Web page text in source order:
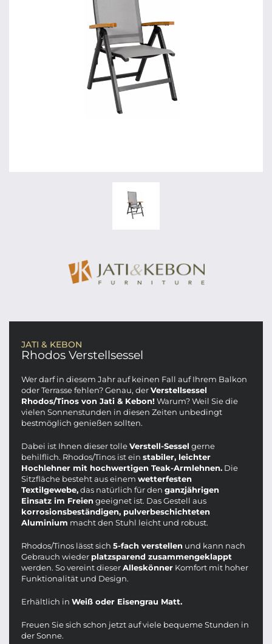
JATI & KEBON
Rhodos Verstellsessel
Wer darf in diesem Jahr auf keinen Fall auf Ihrem Balkon
oder Terrasse fehlen? Genau, derVerstellsessel
Rhodos/Tinos von Jati & Kebon! Warum? Weil Sie die
vielen Sonnenstunden in diesen Zeiten unbedingt
bestmöglich genießen sollten.
Dabei ist Ihnen dieser tolleVerstell-Sessel gerne
behilflich. Rhodos/Tinos ist ein stabiler, leichter
Hochlehner mit hochwertigen Teak-Armlehnen. Die
Sitzfläche besteht aus einem wetterfesten
Textilgewebe,das natürlich für den ganzjährigen
Einsatz im Freien geeignet ist. Das Gestell aus
korrosionsbeständigen, pulverbeschichteten
Aluminium macht den Stuhl leicht und robust.
Rhodos/Tinos lässt sich 5-fach verstellen und kann nach
Gebrauch wieder platzsparend zusammengeklappt
werden. So vereint dieserAlleskönner Komfort mit hoher
Funktionalität und Design.
Erhältlich in Weiß oder Eisengrau Matt.
Freuen Sie sich schon jetzt auf viele bequeme Stunden in
der Sonne.